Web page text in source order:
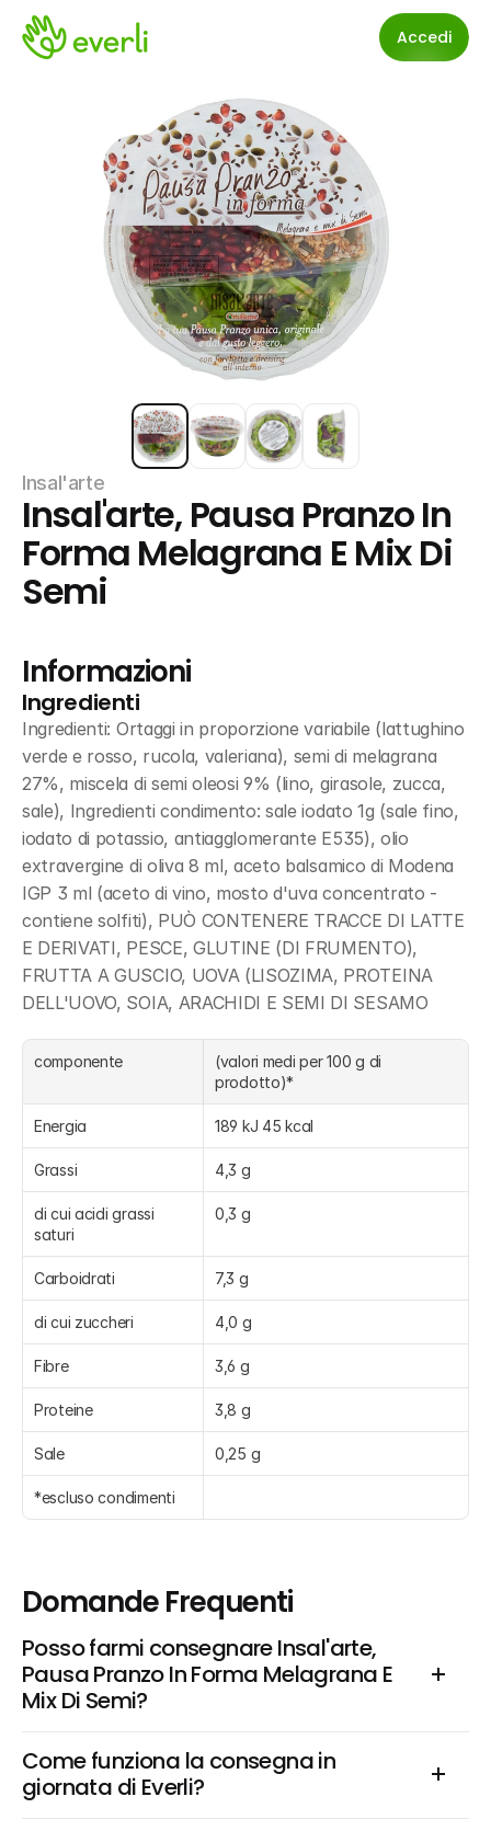
Accedi
Insal'arte
Insal'arte, Pausa Pranzo In
Forma Melagrana E Mix Di
Semi
Informazioni
Ingredienti
Ingredienti: Ortaggi in proporzione variabile (lattughino
verde e rosso, rucola, valeriana), semi di melagrana
27%, miscela di semi oleosi 9% (lino, girasole, zucca,
sale), Ingredienti condimento: sale iodato 1g (sale fino,
iodato di potassio, antiagglomerante E535), olio
extravergine di oliva 8 ml, aceto balsamico di Modena
IGP 3 ml (aceto di vino, mosto d'uva concentrato -
contiene solfiti), PUÒ CONTENERE TRACCE DI LATTE
E DERIVATI, PESCE, GLUTINE (DI FRUMENTO),
FRUTTA A GUSCIO, UOVA (LISOZIMA, PROTEINA
DELL'UOVO, SOIA, ARACHIDI E SEMI DI SESAMO
componente
(valori medi per 100 g di
prodotto)*
Energia 189 kJ 45 kcal
Grassi 4,3 g
di cui acidi grassi
saturi
0,3 g
Carboidrati 7,3 g
di cui zuccheri 4,0 g
Fibre 3,6 g
Proteine 3,8 g
Sale 0,25 g
*escluso condimenti
Domande Frequenti
Posso farmi consegnare Insal'arte,
Pausa Pranzo In Forma Melagrana E
Mix Di Semi?
Come funziona la consegna in
giornata di Everli?